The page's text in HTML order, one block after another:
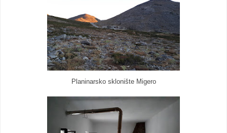
Planinarsko sklonište Migero